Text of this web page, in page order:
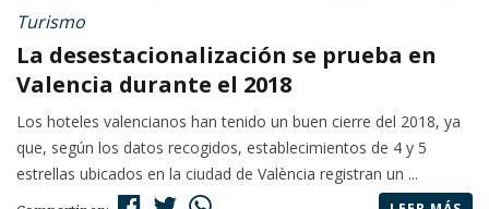
Turismo
La desestacionalización se prueba en
Valencia durante el 2018
Los hoteles valencianos han tenido un buen cierre del 2018, ya
que, según los datos recogidos, establecimientos de 4 y 5
estrellas ubicados en la ciudad de València registran un ...